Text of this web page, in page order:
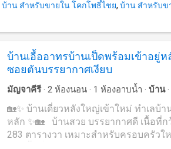
บ้าน สำหรับขายใน โคกโพธิ์ไชย, บ้าน สำหรับข
บ้านเอื้ออาทรบ้านเป็ดพร้อมเข้าอยู่ห
ซอยตันบรรยากาศเงียบ
มัญจาคีรี · 2 ห้องนอน · 1 ห้องอาบน้ำ · บ้าน ·
สวน
·สนามเทนนิส
🏡✨ บ้านเดี่ยวหลังใหญ่เข้าใหม่ ทำเลบ้
หลัก ✨🏡 บ้านสวย บรรยากาศดี เนื้อที่ก
283 ตารางวา เหมาะสำหรับครอบครัว